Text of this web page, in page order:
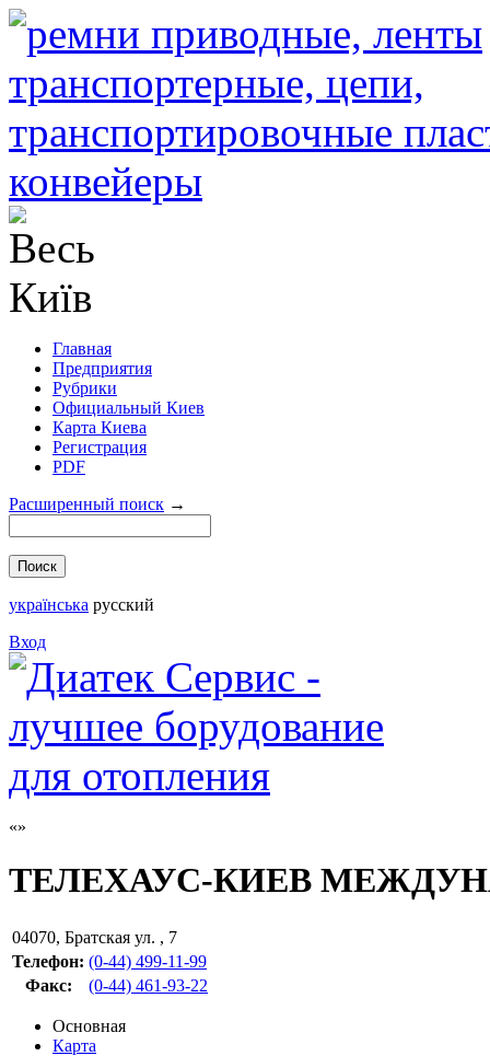
Главная
Предприятия
Рубрики
Официальный Киев
Карта Киева
Регистрация
PDF
Расширенный поиск →
українська русский
Вход
ТЕЛЕХАУС-КИЕВ
04070, Братская ул. , 7
Телефон: (0-44) 499-11-99
Факс: (0-44) 461-93-22
Основная
Карта